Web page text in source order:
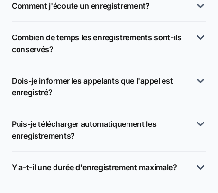
Comment j'écoute un enregistrement?
Combien de temps les enregistrements sont-ils
conservés?
Dois-je informer les appelants que l'appel est
enregistré?
Puis-je télécharger automatiquement les
enregistrements?
Y a-t-il une durée d'enregistrement maximale?